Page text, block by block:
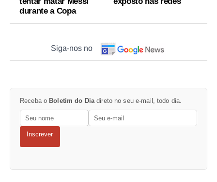
durante a Copa
Siga-nos no
Receba o Boletim do Dia direto no seu e-mail, todo dia.
Inscrever